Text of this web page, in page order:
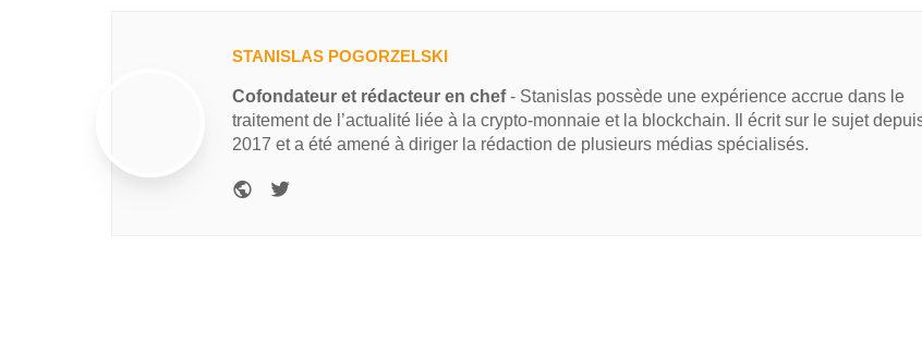
STANISLAS POGORZELSKI
Cofondateur et rédacteur en chef- Stanislas possède une expérience accrue dans le
traitement de l’actualité liée à la crypto-monnaie et la blockchain. Il écrit sur le sujet
2017 et a été amené à diriger la rédaction de plusieurs médias spécialisés.